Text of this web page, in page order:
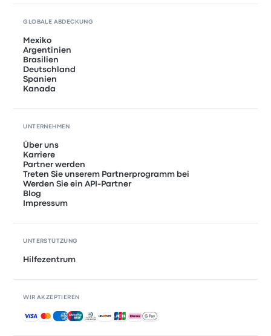
GLOBALE ABDECKUNG
Mexiko
Argentinien
Brasilien
Deutschland
Spanien
Kanada
UNTERNEHMEN
Über uns
Karriere
Partner werden
Treten Sie unserem Partnerprogramm bei
Werden Sie ein API-Partner
Blog
Impressum
UNTERSTÜTZUNG
Hilfezentrum
WIR AKZEPTIEREN
Akzeptierte Zahlungsmethoden